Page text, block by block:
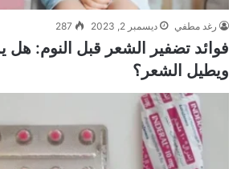
رغد مطفي ديسمبر 2, 2023 287
فوائد تضفير الشعر قبل النوم: هل
ويطيل الشعر؟